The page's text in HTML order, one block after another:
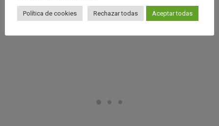
Política de cookies Rechazar todas Aceptar todas